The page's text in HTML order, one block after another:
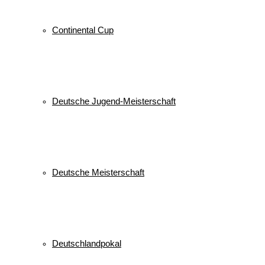
Continental Cup
Deutsche Jugend-Meisterschaft
Deutsche Meisterschaft
Deutschlandpokal